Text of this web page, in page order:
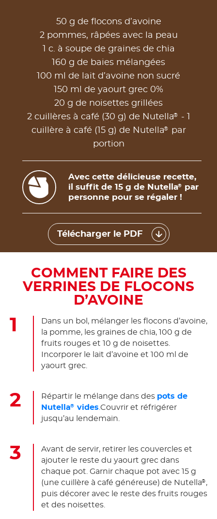
50 g de flocons d’avoine
2 pommes, râpées avec la peau
1 c. à soupe de graines de chia
160 g de baies mélangées
100 ml de lait d’avoine non sucré
150 ml de yaourt grec 0%
20 g de noisettes grillées
2 cuillères à café (30 g) de Nutella®
- 1
cuillère à café (15 g) de Nutella®
par
portion
Avec cette délicieuse recette,
il suffit de 15 g de Nutella®
par
personne pour se régaler !
Télécharger le PDF
COMMENT FAIRE DES
VERRINES DE FLOCONS
D’AVOINE
Dans un bol, mélanger les flocons d’avoine,
la pomme, les graines de chia, 100 g de
fruits rouges et 10 g de noisettes.
Incorporer le lait d’avoine et 100 ml de
yaourt grec.
Répartir le mélange dans des pots de
Nutella® vides Couvrir et réfrigérer
jusqu’au lendemain.
Avant de servir, retirer les couvercles et
ajouter le reste du yaourt grec dans
chaque pot. Garnir chaque pot avec 15 g
(une cuillère à café généreuse) de Nutella® ,
puis décorer avec le reste des fruits rouges
et des noisettes.